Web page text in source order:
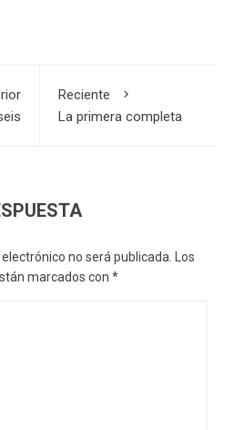
Reciente
La primera completa
no será publicada. Los
marcados con *